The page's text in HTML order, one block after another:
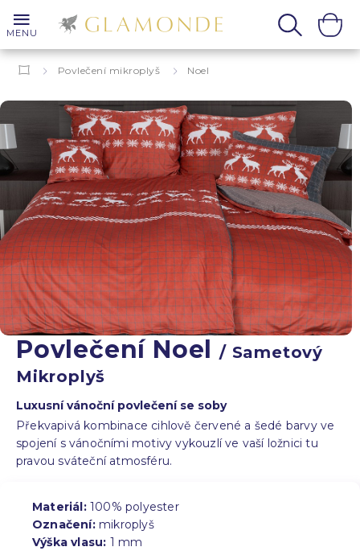
MENU
Povlečení mikroplyš Noel
Povlečení Noel / Sametový
Mikroplyš
Luxusní vánoční povlečení se soby
Překvapivá kombinace cihlově červené a šedé barvy ve
spojení s vánočními motivy vykouzlí ve vaší ložnici tu
pravou sváteční atmosféru.
Materiál:100% polyester
Označení:mikroplyš
Výška vlasu: 1 mm